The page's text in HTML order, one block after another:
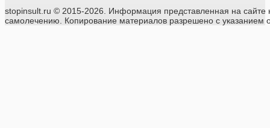
stopinsult.ru © 2015-2026. Информация представленная на сайте
самолечению. Копирование материалов разрешено с указанием